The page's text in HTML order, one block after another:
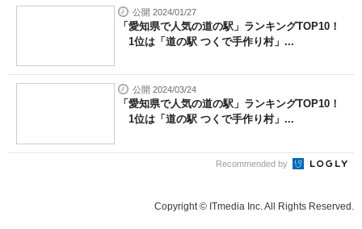
公開 2024/01/27
「愛知県で人気の道の駅」ランキングTOP10！
1位は「道の駅 つくで手作り村」...
公開 2024/03/24
「愛知県で人気の道の駅」ランキングTOP10！
1位は「道の駅 つくで手作り村」...
Recommended by
Copyright © ITmedia Inc. All Rights Reserved.